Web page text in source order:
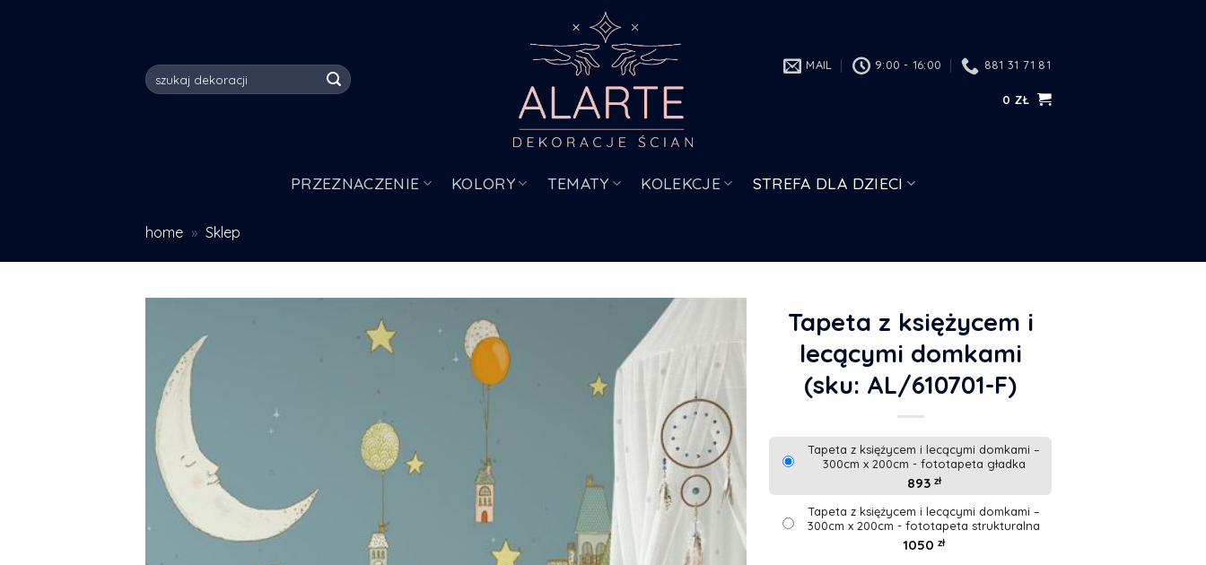
Szukaj:
MAIL 9:00 - 16:00 881 31 71 81
0 ZŁ
PRZEZNACZENIE KOLORY TEMATY KOLEKCJE STREFA DLA DZIECI
home » Sklep
Tapeta z księżycem i
lecącymi domkami
(sku: AL/610701-F)
Tapeta z księżycem i lecącymi domkami –
300cm x 200cm - fototapeta gładka
893 zł
Tapeta z księżycem i lecącymi domkami –
300cm x 200cm - fototapeta strukturalna
1050 zł